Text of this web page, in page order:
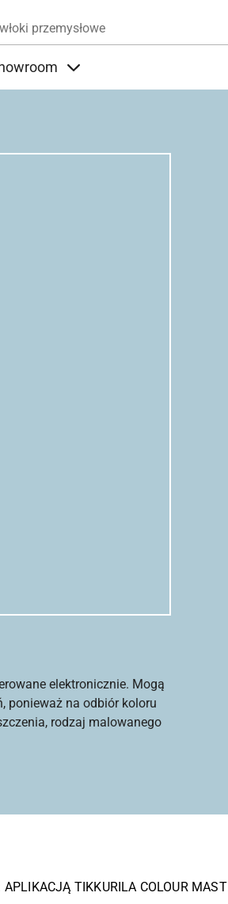
przemysłowe
elektronicznie. Mogą
ponieważ na odbiór koloru
rodzaj malowanego
TIKKURILA COLOUR